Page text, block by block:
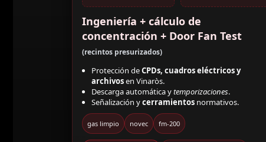
Ingeniería + cálculo de
concentración + Door Fan Test
(recintos presurizados)
Protección deCPDs, cuadros eléctricos y
archivosen Vinaròs.
Descarga automática ytemporizaciones.
Señalización ycerramientos normativos.
gas limpio novec fm-200